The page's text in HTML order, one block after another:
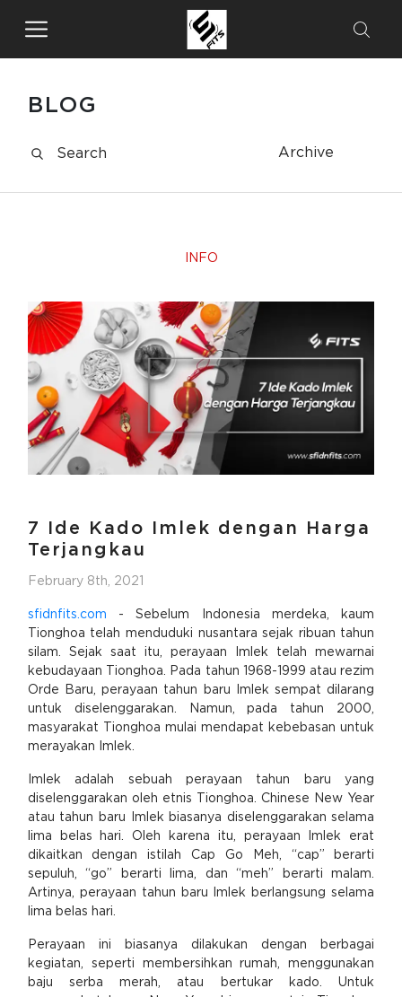
BLOG
Archive
INFO
7 Ide Kado Imlek dengan Harga
Terjangkau
February 8th, 2021
sfidnfits.com - Sebelum Indonesia merdeka, kaum
Tionghoa telah menduduki nusantara sejak ribuan tahun
silam. Sejak saat itu, perayaan Imlek telah mewarnai
kebudayaan Tionghoa. Pada tahun 1968-1999 atau rezim
Orde Baru, perayaan tahun baru Imlek sempat dilarang
untuk diselenggarakan. Namun, pada tahun 2000,
masyarakat Tionghoa mulai mendapat kebebasan untuk
merayakan Imlek.
Imlek adalah sebuah perayaan tahun baru yang
diselenggarakan oleh etnis Tionghoa. Chinese New Year
atau tahun baru Imlek biasanya diselenggarakan selama
lima belas hari. Oleh karena itu, perayaan Imlek erat
dikaitkan dengan istilah Cap Go Meh, “cap” berarti
sepuluh, “go” berarti lima, dan “meh” berarti malam.
Artinya, perayaan tahun baru Imlek berlangsung selama
lima belas hari.
Perayaan ini biasanya dilakukan dengan berbagai
kegiatan, seperti membersihkan rumah, menggunakan
baju serba merah, atau bertukar kado. Untuk